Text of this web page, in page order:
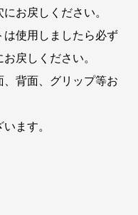
お戻しください。
使用しましたら必ず
戻しください。
背面、グリップ等お
ます。